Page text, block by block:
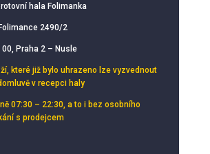
hala Folimanka
2490/2
00, Praha 2 – Nusle
které již bylo uhrazeno lze vyzvednout
v recepci haly
07:30 – 22:30, a to i bez osobního
s prodejcem